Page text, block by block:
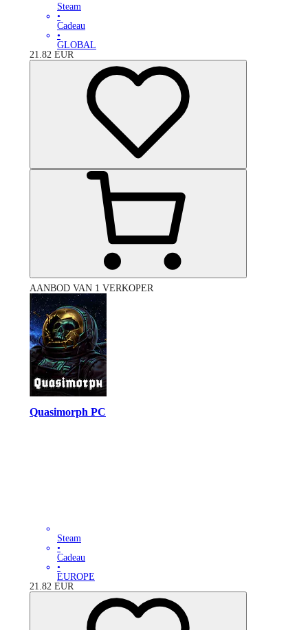
Steam
•
Cadeau
•
GLOBAL
21.82 EUR
AANBOD VAN 1 VERKOPER
Quasimorph PC
Steam
•
Cadeau
•
EUROPE
21.82 EUR